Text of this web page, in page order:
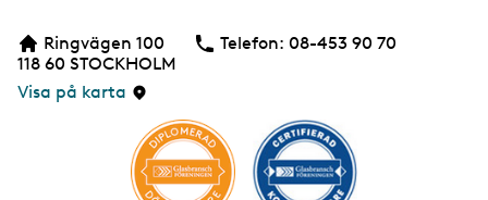
b
s
i
Ringvägen 100
118 60 STOCKHOLM
Visa på karta
Telefon: Telefon
08-453 90 70